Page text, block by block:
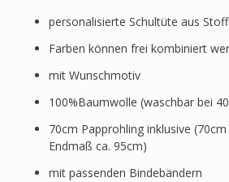
personalisierte Schultüte aus Stoff
Farben können frei kombiniert
mit Wunschmotiv
100%Baumwolle (waschbar bei
70cm Papprohling inklusive
Endmaß ca. 95cm)
mit passenden Bindebändern